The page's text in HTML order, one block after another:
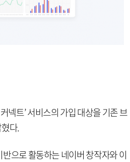
넥트’ 서비스의 가입 대상을 기존 브
다.
으로 활동하는 네이버 창작자와 이